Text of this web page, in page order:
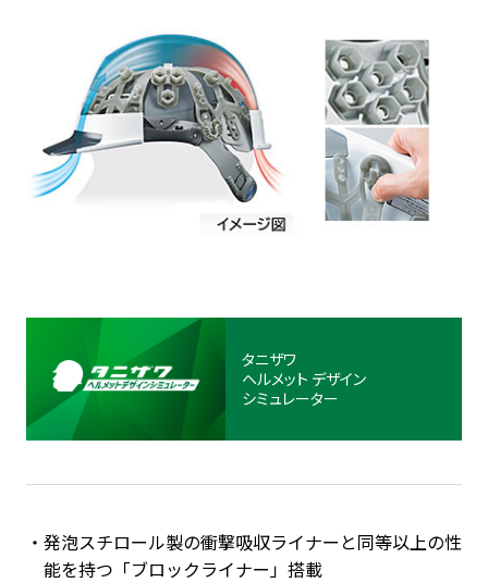
タニザワ
ヘルメット デザイン
シミュレーター
発泡スチロール製の衝撃吸収ライナーと同等以上の性
能を持つ「ブロックライナー」搭載